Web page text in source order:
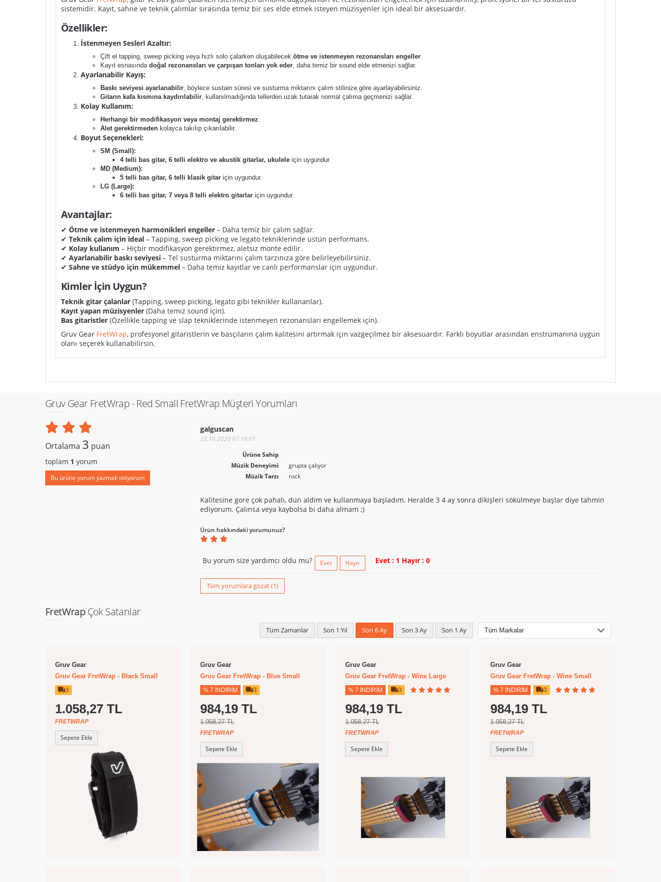
sistemidir. Kayıt, sahne ve teknik çalımlar sırasında temiz bir ses elde etmek isteyen müzisyenler için ideal bir aksesuardır.
Özellikler:
İstenmeyen Sesleri Azaltır:
Çift el tapping, sweep picking veya hızlı solo çalarken oluşabilecek ötme ve istenmeyen rezonansları engeller.
Kayıt esnasında doğal rezonansları ve çarpışan tonları yok eder, daha temiz bir sound elde etmenizi sağlar.
Ayarlanabilir Kayış:
Baskı seviyesi ayarlanabilir, böylece sustain süresi ve susturma miktarını çalım stilinize göre ayarlayabilirsiniz.
Gitarın kafa kısmına kaydırılabilir, kullanılmadığında tellerden uzak tutarak normal çalıma geçmenizi sağlar.
Kolay Kullanım:
Herhangi bir modifikasyon veya montaj gerektirmez.
Alet gerektirmeden kolayca takılıp çıkarılabilir.
Boyut Seçenekleri:
SM (Small):
4 telli bas gitar, 6 telli elektro ve akustik gitarlar, ukulele için uygundur.
MD (Medium):
5 telli bas gitar, 6 telli klasik gitar için uygundur.
LG (Large):
6 telli bas gitar, 7 veya 8 telli elektro gitarlar için uygundur.
Avantajlar:
✔ Ötme ve istenmeyen harmonikleri engeller – Daha temiz bir çalım sağlar.
✔ Teknik çalım için ideal – Tapping, sweep picking ve legato tekniklerinde üstün performans.
✔ Kolay kullanım – Hiçbir modifikasyon gerektirmez, aletsiz monte edilir.
✔ Ayarlanabilir baskı seviyesi – Tel susturma miktarını çalım tarzınıza göre belirleyebilirsiniz.
✔ Sahne ve stüdyo için mükemmel – Daha temiz kayıtlar ve canlı performanslar için uygundur.
Kimler İçin Uygun?
Teknik gitar çalanlar (Tapping, sweep picking, legato gibi teknikler kullananlar).
Kayıt yapan müzisyenler (Daha temiz sound için).
Bas gitaristler (Özellikle tapping ve slap tekniklerinde istenmeyen rezonansları engellemek için).
Gruv Gear FretWrap, profesyonel gitaristlerin ve basçıların çalım kalitesini artırmak için vazgeçilmez bir aksesuardır. Farklı boyutlar arasından enstrümanına uygun
olanı seçerek kullanabilirsin.
Gruv Gear FretWrap - Red Small FretWrap Müşteri Yorumları
Ortalama 3 puan
toplam 1 yorum
Bu ürüne yorum yazmak istiyorum
galguscan
23.10.2020 07:16:01
Ürüne Sahip
Müzik Deneyimi
grupta çalıyor
Müzik Tarzı
rock
Kalitesine gore çok pahalı, dün aldim ve kullanmaya başladım. Heralde 3 4 ay sonra dikişleri sökülmeye başlar diye tahmin
ediyorum. Çalınsa veya kaybolsa bi daha almam ;)
Ürün hakkındaki yorumunuz?
Bu yorum size yardımcı oldu mu? Evet Hayır Evet : 1 Hayır : 0
Tüm yorumlara gözat (1)
FretWrapÇok Satanlar
Tüm Zamanlar Son 1 Yıl Son 6 Ay Son 3 Ay Son 1 Ay
Gruv Gear
Gruv Gear FretWrap - Black Small
3
1.058,27 TL
FRETWRAP
Sepete Ekle
Gruv Gear
Gruv Gear FretWrap - Blue Small
% 7 İNDIRIM 3
984,19 TL
1.058,27 TL
FRETWRAP
Sepete Ekle
Gruv Gear
Gruv Gear FretWrap - Wine Large
% 7 İNDIRIM 3
984,19 TL
1.058,27 TL
FRETWRAP
Sepete Ekle
Gruv Gear
Gruv Gear FretWrap - Wine Small
% 7 İNDIRIM 3
984,19 TL
1.058,27 TL
FRETWRAP
Sepete Ekle